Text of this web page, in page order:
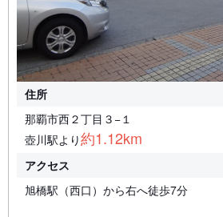
住所
那覇市西２丁目３−１
壺川駅より約1.12km
アクセス
旭橋駅（西口）から右へ徒歩7分